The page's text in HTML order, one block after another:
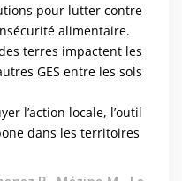
pour lutter contre
alimentaire.
terres impactent les
GES entre les sols
l’action locale, l’outil
dans les territoires